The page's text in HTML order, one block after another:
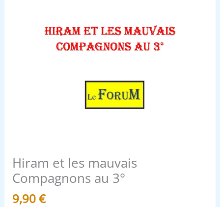
Hiram et les mauvais
Compagnons au 3°
9,90€